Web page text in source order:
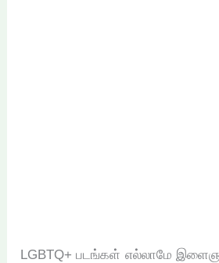
LGBTQ+ படங்கள் எல்லாமே